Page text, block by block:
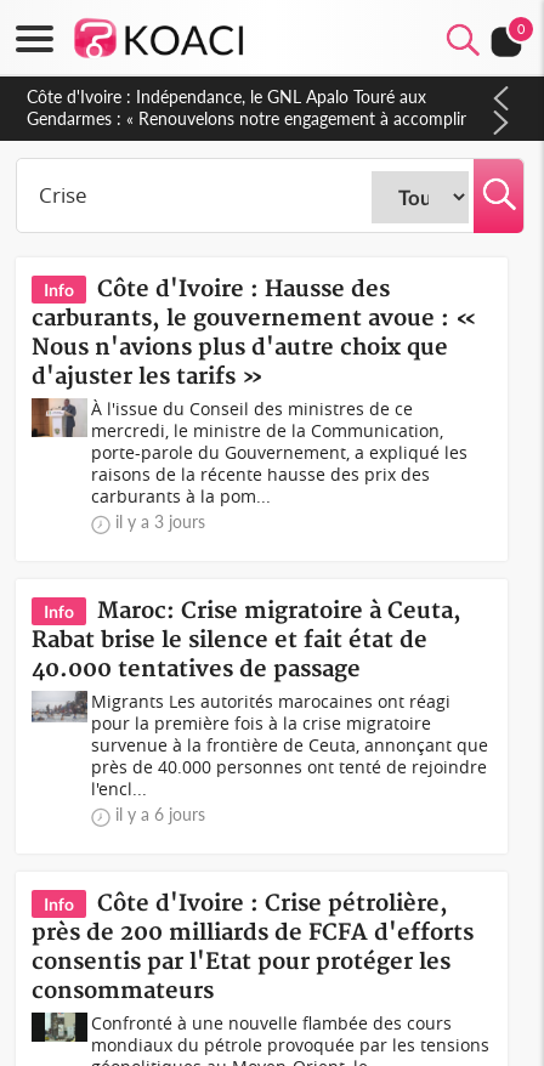
0
Sierra Leone : Un projet de réforme constitutionnelle en
gestation, points clés des amendements, un exclu d'avance
Info
Côte d'Ivoire : Hausse des
carburants, le gouvernement avoue : «
Nous n'avions plus d'autre choix que
d'ajuster les tarifs »
À l'issue du Conseil des ministres de ce
mercredi, le ministre de la Communication,
porte-parole du Gouvernement, a expliqué les
raisons de la récente hausse des prix des
carburants à la pom...
il y a 3 jours
Info
Maroc: Crise migratoire à Ceuta,
Rabat brise le silence et fait état de
40.000 tentatives de passage
Migrants Les autorités marocaines ont réagi
pour la première fois à la crise migratoire
survenue à la frontière de Ceuta, annonçant que
près de 40.000 personnes ont tenté de rejoindre
l'encl...
il y a 6 jours
Info
Côte d'Ivoire : Crise pétrolière,
près de 200 milliards de FCFA d'efforts
consentis par l'Etat pour protéger les
consommateurs
Confronté à une nouvelle flambée des cours
mondiaux du pétrole provoquée par les tensions